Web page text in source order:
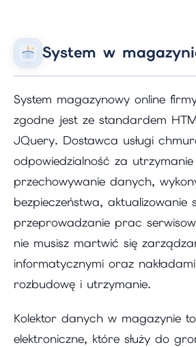
System w
System magazynowy online
zgodne jest ze standardem
JQuery. Dostawca usługi
odpowiedzialność za
przechowywanie danych,
bezpieczeństwa, aktualizowanie
przeprowadzanie prac
nie musisz martwić się
informatycznymi oraz
rozbudowę i utrzymanie.
Kolektor danych w magazynie
elektroniczne, które służy do